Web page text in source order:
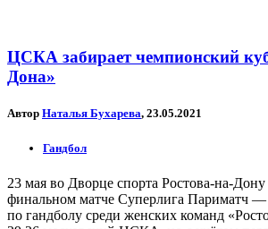
ЦСКА забирает чемпионский
Дона»
Автор Наталья Бухарева, 23.05.2021
Гандбол
23 мая во Дворце спорта Ростова-на-
финальном матче Суперлига Париматч —
по гандболу среди женских команд